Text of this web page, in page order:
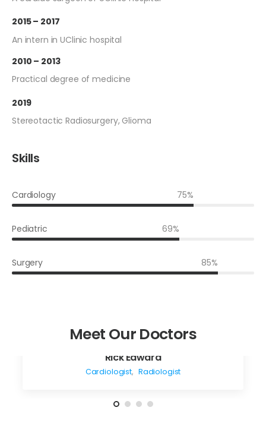
2015 – 2017
An intern in UClinic hospital
2010 – 2013
Practical degree of medicine
2019
Stereotactic Radiosurgery, Glioma
Skills
Cardiology 75%
Pediatric 69%
Surgery 85%
Meet Our Doctors
Rick Edward
Cardiologist, Radiologist